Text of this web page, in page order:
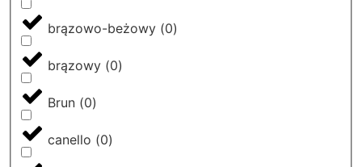
brązowo-beżowy (0)
brązowy (0)
Brun (0)
canello (0)